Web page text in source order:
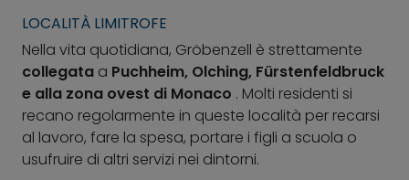
LOCALITÀ LIMITROFE
Nella vita quotidiana, Gröbenzell è strettamente
collegata a Puchheim, Olching, Fürstenfeldbruck
e alla zona ovest di Monaco . Molti residenti si
recano regolarmente in queste località per recarsi
al lavoro, fare la spesa, portare i figli a scuola o
usufruire di altri servizi nei dintorni.